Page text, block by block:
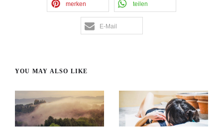
merken teilen
E-Mail
YOU MAY ALSO LIKE